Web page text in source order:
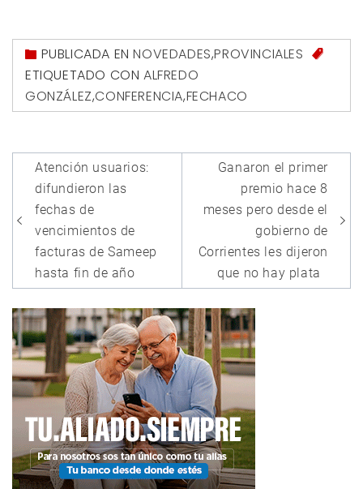
PUBLICADA ENNOVEDADES,PROVINCIALES
ETIQUETADO CON ALFREDO
GONZÁLEZ,CONFERENCIA,FECHACO
Navegación
de
entradas
Atención usuarios:
difundieron las
fechas de
vencimientos de
facturas de Sameep
hasta fin de año
Ganaron el primer
premio hace 8
meses pero desde el
gobierno de
Corrientes les dijeron
que no hay plata